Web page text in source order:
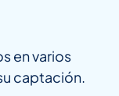
en varios
captación.